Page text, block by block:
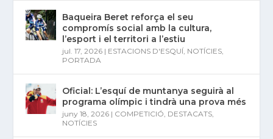
Baqueira Beret reforça el seu
compromís social amb la cultura,
l’esport i el territori a l’estiu
jul. 17, 2026 | ESTACIONS D'ESQUÍ NOTÍCIES
PORTADA
Oficial: L’esquí de muntanya seguirà al
programa olímpic i tindrà una prova més
juny 18, 2026 | COMPETICIÓ DESTACATS
NOTÍCIES